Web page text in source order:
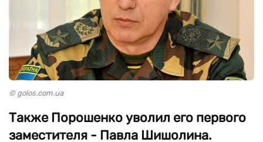
© golos.com.ua
Также Порошенко уволил его первого
заместителя - Павла Шишолина.